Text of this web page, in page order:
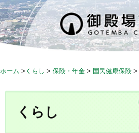
S
k
i
p
ホーム > くらし > 保険・年金 > 国民健康保険 >
くらし